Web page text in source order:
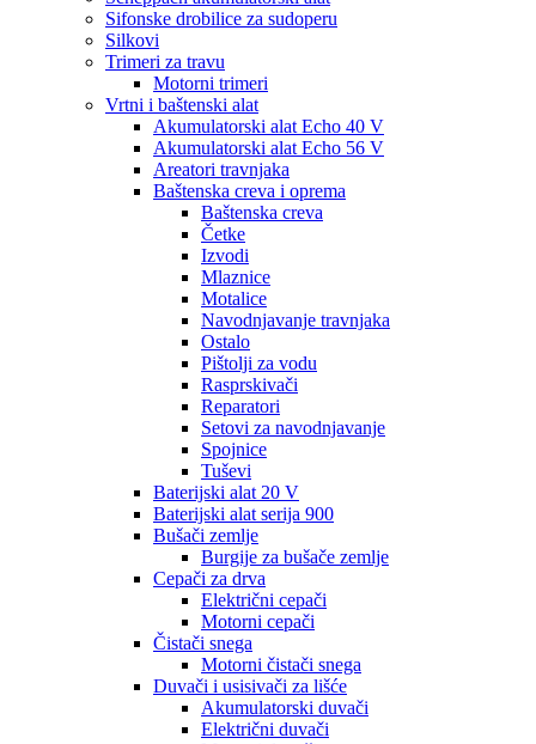
Sifonske drobilice za sudoperu
Silkovi
Trimeri za travu
Motorni trimeri
Vrtni i baštenski alat
Akumulatorski alat Echo 40 V
Akumulatorski alat Echo 56 V
Areatori travnjaka
Baštenska creva i oprema
Baštenska creva
Četke
Izvodi
Mlaznice
Motalice
Navodnjavanje travnjaka
Ostalo
Pištolji za vodu
Rasprskivači
Reparatori
Setovi za navodnjavanje
Spojnice
Tuševi
Baterijski alat 20 V
Baterijski alat serija 900
Bušači zemlje
Burgije za bušače zemlje
Cepači za drva
Električni cepači
Motorni cepači
Čistači snega
Motorni čistači snega
Duvači i usisivači za lišće
Akumulatorski duvači
Električni duvači